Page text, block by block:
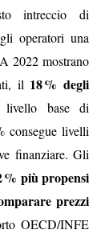
intreccio di
operatori una
2022 mostrano
il 18 % degli
base di
consegue livelli
finanziare. Gli
% più propensi
prezzi
OECD/INFE